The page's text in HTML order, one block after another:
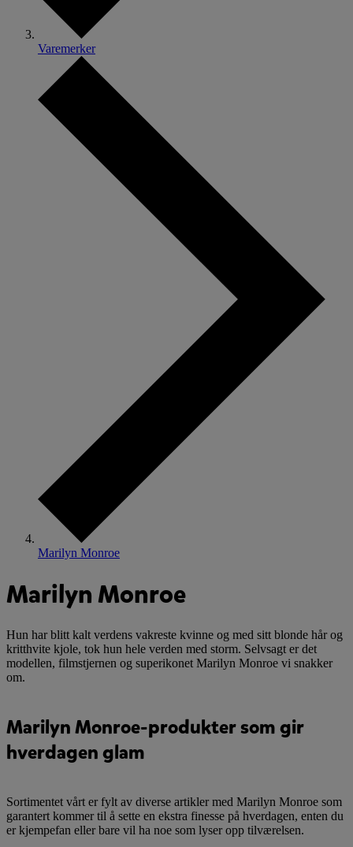
Varemerker
Marilyn Monroe
Marilyn Monroe
Hun har blitt kalt verdens vakreste kvinne og med sitt blonde hår og
kritthvite kjole, tok hun hele verden med storm. Selvsagt er det
modellen, filmstjernen og superikonet Marilyn Monroe vi snakker
om.
Marilyn Monroe-produkter som gir
hverdagen glam
Sortimentet vårt er fylt av diverse artikler med Marilyn Monroe som
garantert kommer til å sette en ekstra finesse på hverdagen, enten du
er kjempefan eller bare vil ha noe som lyser opp tilværelsen.